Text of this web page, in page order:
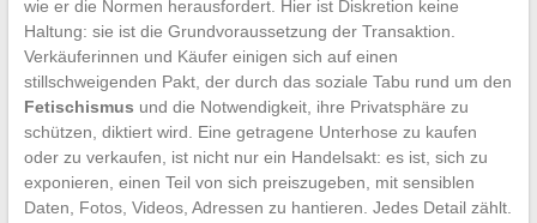
wie er die Normen herausfordert. Hier ist Diskretion keine
Haltung: sie ist die Grundvoraussetzung der Transaktion.
Verkäuferinnen und Käufer einigen sich auf einen
stillschweigenden Pakt, der durch das soziale Tabu rund um den
Fetischismus und die Notwendigkeit, ihre Privatsphäre zu
schützen, diktiert wird. Eine getragene Unterhose zu kaufen
oder zu verkaufen, ist nicht nur ein Handelsakt: es ist, sich zu
exponieren, einen Teil von sich preiszugeben, mit sensiblen
Daten, Fotos, Videos, Adressen zu hantieren. Jedes Detail zählt.